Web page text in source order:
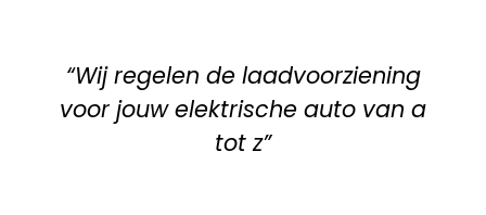
“Wij regelen de laadvoorziening
voor jouw elektrische auto van a
tot z”